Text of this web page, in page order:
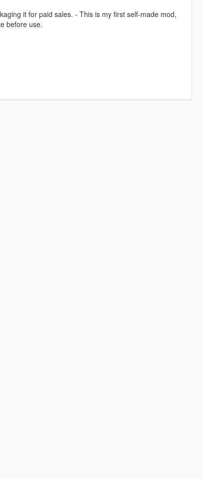
it for paid sales. - This is my first self-made mod,
before use.